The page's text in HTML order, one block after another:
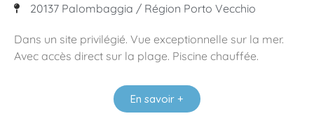
20137 Palombaggia / Région Porto Vecchio
Dans un site privilégié. Vue exceptionnelle sur la mer.
Avec accès direct sur la plage. Piscine chauffée.
En savoir +